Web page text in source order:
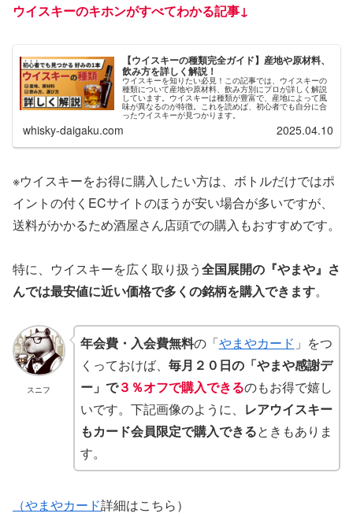
ウイスキーのキホンがすべてわかる記事↓
【ウイスキーの種類完全ガイド】産地や原材料、
飲み方を詳しく解説！
ウイスキーを知りたい必見！この記事では、ウイスキーの
種類について産地や原材料、飲み方別にプロが詳しく解説
しています。ウイスキーは種類が豊富で、産地によって風
味が異なるのが特徴。これを読めば、初心者でも自分に合
ったウイスキーが見つかります。
whisky-daigaku.com 2025.04.10
※ウイスキーをお得に購入したい方は、ボトルだけではポ
イントの付くECサイトのほうが安い場合が多いですが、
送料がかかるため酒屋さん店頭での購入もおすすめです。
特に、ウイスキーを広く取り扱う全国展開の『やまや』さ
んでは最安値に近い価格で多くの銘柄を購入できます。
スニフ
年会費・入会費無料の「やまやカード 」をつ
くっておけば、 毎月２０日の「やまや感謝デ
ー」で３％オフで購入できるのもお得で嬉し
いです。下記画像のように、
レアウイスキー
もカード会員限定で購入できるときもありま
す。
（やまやカード詳細はこちら）